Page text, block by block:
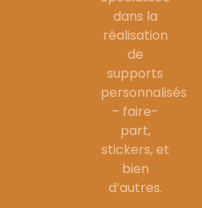
dans la
réalisation
de
supports
personnalisés
– faire-
part,
stickers, et
bien
d’autres.